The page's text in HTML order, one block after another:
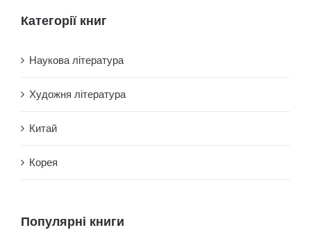
Категорії книг
Наукова література
Художня література
Китай
Корея
Популярні книги